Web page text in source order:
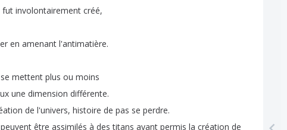
fut involontairement créé,
en amenant l'antimatière.
se mettent plus ou moins
une dimension différente.
de l'univers, histoire de pas se perdre.
peuvent être assimilés à des titans ayant permis la création de